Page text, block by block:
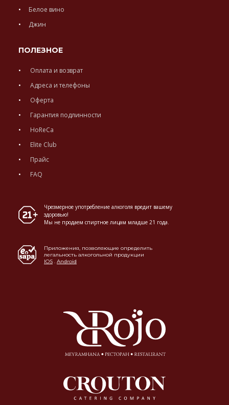
Белое вино
Джин
ПОЛЕЗНОЕ
Оплата и возврат
Адреса и телефоны
Оферта
Гарантия подлинности
HoReCa
Elite Club
Прайс
FAQ
Чрезмерное употребление алкоголя вредит вашему
здоровью!
Мы не продаем спиртное лицам младше 21 года.
Приложения, позволяющие определить
легальность алкогольной продукции
IOS . Android